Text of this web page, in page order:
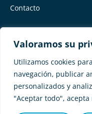
Valoramos su
Utilizamos cookies
navegación, publicar
personalizados y
"Aceptar todo",
Contacto
Adity